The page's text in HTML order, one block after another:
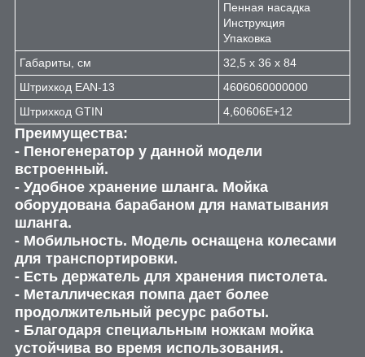
Пенная насадка
Инструкция
Упаковка
Габариты, см
32,5 х 36 х 84
Штрихкод EAN-13
4606060000000
Штрихкод GTIN
4,60606E+12
Преимущества:
- Пеногенератор у данной модели
встроенный.
- Удобное хранение шланга. Мойка
оборудована барабаном для наматывания
шланга.
- Мобильность. Модель оснащена колесами
для транспортировки.
- Есть держатель для хранения пистолета.
- Металлическая помпа дает более
продолжительный ресурс работы.
- Благодаря специальным ножкам мойка
устойчива во время использования.